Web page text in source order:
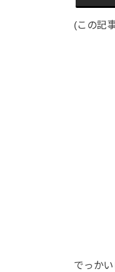
(この記
でっか